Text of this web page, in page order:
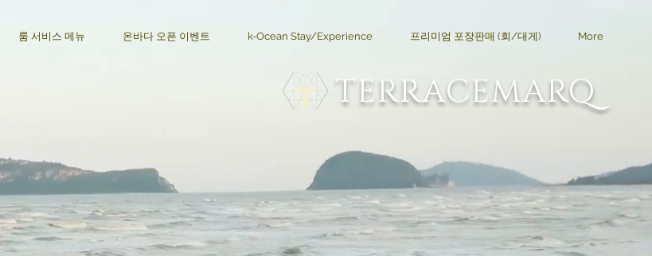
룸 서비스 메뉴 온바다 오픈 이벤트 k-Ocean Stay/Experience 프리미엄 포장판매 (회/대게) More
TERRACEMARQ